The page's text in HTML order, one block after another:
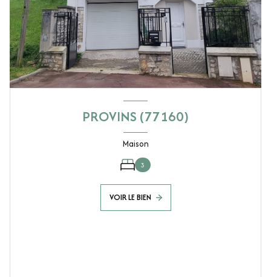
PROVINS (77160)
Maison
3
VOIR LE BIEN